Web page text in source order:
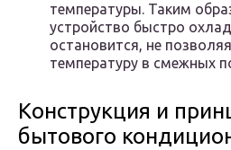
температуры. Таким
устройство быстро
остановится, не
температуру в смежных
Конструкция и
бытового